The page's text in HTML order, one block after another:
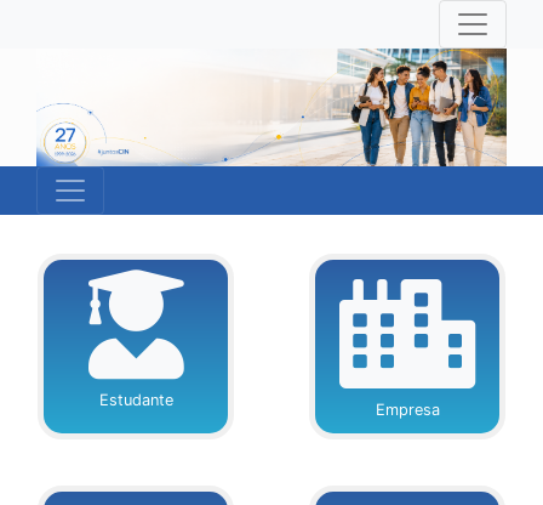
Estudante
Empresa